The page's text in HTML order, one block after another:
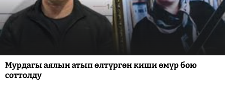
Мурдагы аялын атып өлтүргөн киши өмүр бою
соттолду